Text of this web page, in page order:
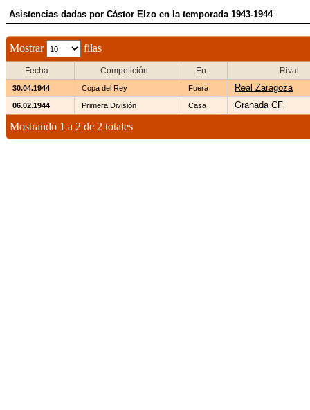
Asistencias dadas por Cástor Elzo en la temporada 1943-1944
Mostrar filas
Fecha Competición En Rival
30.04.1944 Copa del Rey Fuera Real Zaragoza
06.02.1944 Primera División Casa Granada CF
Mostrando 1 a 2 de 2 totales